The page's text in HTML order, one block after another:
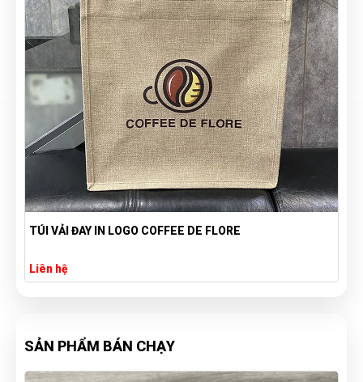
TÚI VẢI ĐAY IN LOGO COFFEE DE FLORE
Liên hệ
SẢN PHẨM BÁN CHẠY